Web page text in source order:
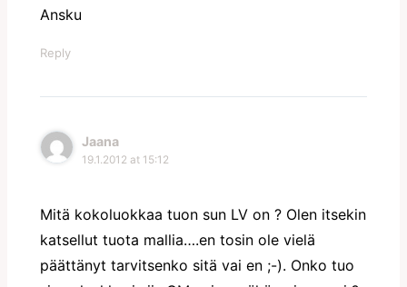
Ansku
Reply
Jaana
19.1.2012 at 15:12
Mitä kokoluokkaa tuon sun LV on ? Olen itsekin
katsellut tuota mallia….en tosin ole vielä
päättänyt tarvitsenko sitä vai en ;-). Onko tuo